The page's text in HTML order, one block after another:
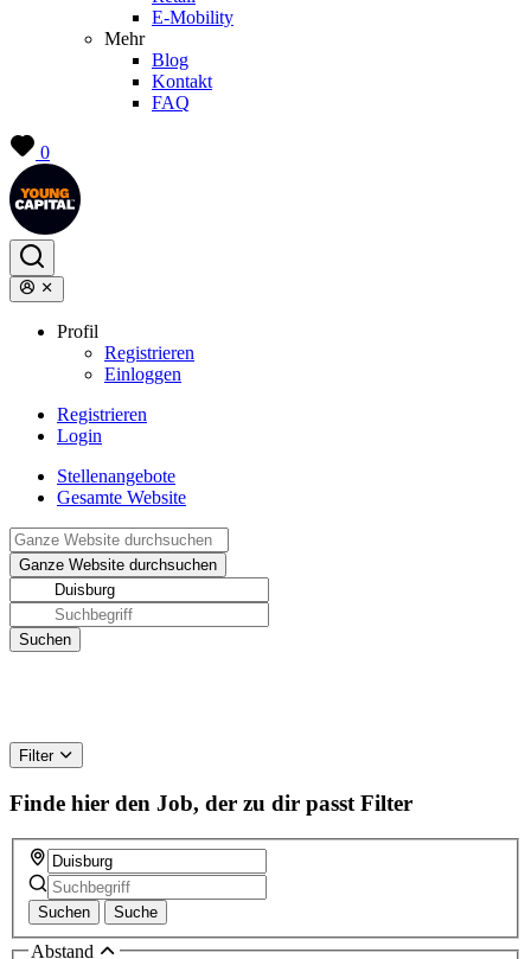
E-Mobility
Mehr
Blog
Kontakt
FAQ
0
Profil
Registrieren
Einloggen
Registrieren
Login
Stellenangebote
Gesamte Website
Filter
Finde hier den Job, der zu dir passt Filter
Suchen Suche
Abstand